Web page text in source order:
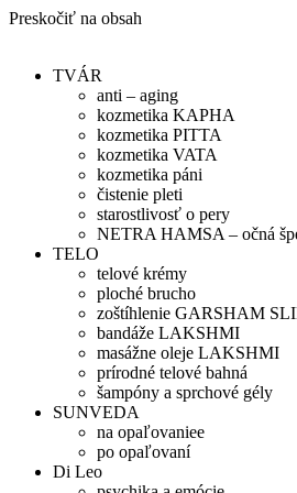
Preskočiť na obsah
TVÁR
anti – aging
kozmetika KAPHA
kozmetika PITTA
kozmetika VATA
kozmetika páni
čistenie pleti
starostlivosť o pery
NETRA HAMSA – očná
TELO
telové krémy
ploché brucho
zoštíhlenie GARSHAM
bandáže LAKSHMI
masážne oleje LAKSHMI
prírodné telové bahná
šampóny a sprchové gély
SUNVEDA
na opaľovaniee
po opaľovaní
Di Leo